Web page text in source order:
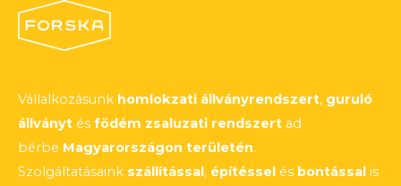
Vállalkozásunk homlokzati állványrendszert, guruló
állványt és födém zsaluzati rendszert ad
bérbe Magyarországon területén.
Szolgáltatásaink szállítással, építéssel és bontással is